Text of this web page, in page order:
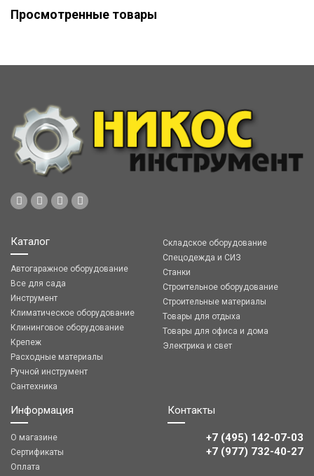
Просмотренные товары
Каталог
Автогаражное оборудование
Все для сада
Инструмент
Климатическое оборудование
Клининговое оборудование
Крепеж
Расходные материалы
Ручной инструмент
Сантехника
Складское оборудование
Спецодежда и СИЗ
Станки
Строительное оборудование
Строительные материалы
Товары для отдыха
Товары для офиса и дома
Электрика и свет
Информация
О магазине
Сертификаты
Оплата
Контакты
+7 (495) 142-07-03
‎‎+7 (977) 732-40-27